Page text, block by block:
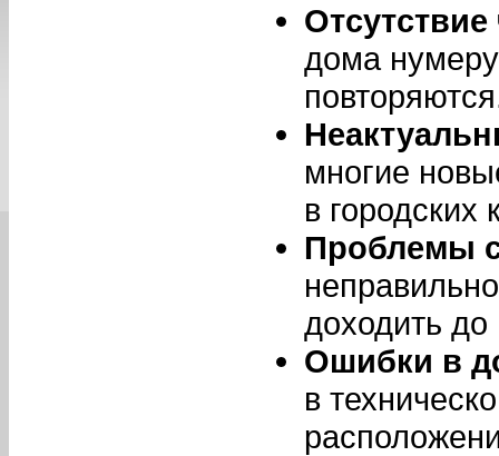
дома
многие
в городских
Проблемы
доходить до
Ошибки в
в